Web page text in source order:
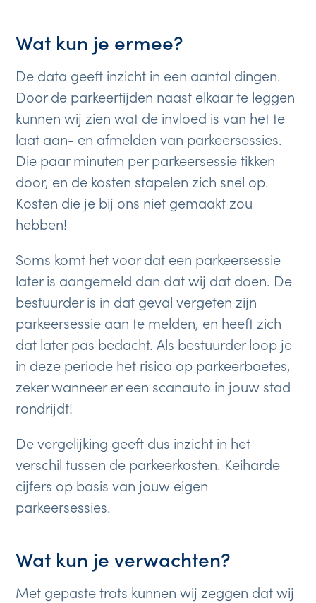
Wat kun je ermee?
De data geeft inzicht in een aantal dingen.
Door de parkeertijden naast elkaar te leggen
kunnen wij zien wat de invloed is van het te
laat aan- en afmelden van parkeersessies.
Die paar minuten per parkeersessie tikken
door, en de kosten stapelen zich snel op.
Kosten die je bij ons niet gemaakt zou
hebben!
Soms komt het voor dat een parkeersessie
later is aangemeld dan dat wij dat doen. De
bestuurder is in dat geval vergeten zijn
parkeersessie aan te melden, en heeft zich
dat later pas bedacht. Als bestuurder loop je
in deze periode het risico op parkeerboetes,
zeker wanneer er een scanauto in jouw stad
rondrijdt!
De vergelijking geeft dus inzicht in het
verschil tussen de parkeerkosten. Keiharde
cijfers op basis van jouw eigen
parkeersessies.
Wat kun je verwachten?
Met gepaste trots kunnen wij zeggen dat wij